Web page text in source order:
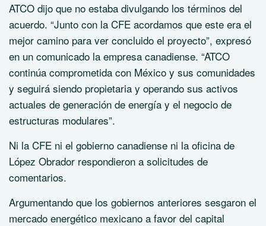
ATCO dijo que no estaba divulgando los términos del
acuerdo. “Junto con la CFE acordamos que este era el
mejor camino para ver concluido el proyecto”, expresó
en un comunicado la empresa canadiense. “ATCO
continúa comprometida con México y sus comunidades
y seguirá siendo propietaria y operando sus activos
actuales de generación de energía y el negocio de
estructuras modulares”.
Ni la CFE ni el gobierno canadiense ni la oficina de
López Obrador respondieron a solicitudes de
comentarios.
Argumentando que los gobiernos anteriores sesgaron el
mercado energético mexicano a favor del capital